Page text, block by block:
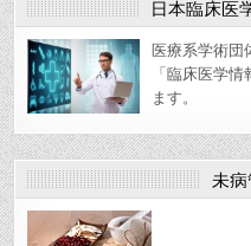
日本臨床医
医療系学術団
「臨床医学
ます。
未